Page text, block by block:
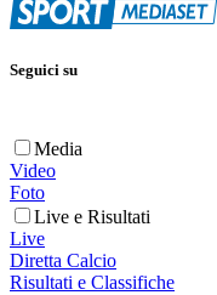
Seguici su
Media
Video
Foto
Live e Risultati
Live
Diretta Calcio
Risultati e Classifiche